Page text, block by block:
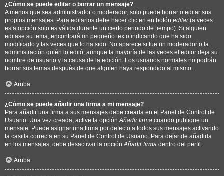
¿Cómo se puede editar o borrar un mensaje?
A menos que sea administrador o moderador, solo puede borrar o editar sus
propios mensajes. Para editarlos debe hacer clic en en botón editar(a veces
esta opción solo es válida durante un cierto periodo de tiempo). Si alguien
editase su tema, encontrará un pequeño texto indicando que ha sido
modificado y las veces que lo ha sido. No aparece si fue un moderador o la
administración quién lo editó, aunque la mayoría de las veces el editor deja su
nombre de usuario y la causa de la edición. Los usuarios normales no podrán
borrar sus temas después de que alguien haya respondido al mismo.
Arriba
¿Cómo se puede añadir una firma a mi mensaje?
Para añadir una firma a sus mensajes debe crearla en el Panel de Control de
Usuario. Una vez creada, active la opción Añadir firma cuando publique un
mensaje. Puede asignar una firma por defecto a todos sus mensajes activando
la casilla correcta en su Panel de Control de Usuario. Para dejar de añadirla
en los mensajes, debe desactivar la opción Añadir firma dentro del perfil.
Arriba